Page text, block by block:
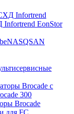
Infortrend
EonStor
QSAN
Brocade с
300
Brocade
для FC